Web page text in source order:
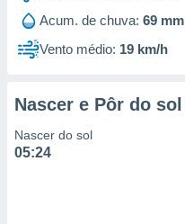
de
1199
Acum. de chuva: 69 mm
Vento médio: 19 km/h
Nascer e Pôr do sol
Nascer do sol
05:24